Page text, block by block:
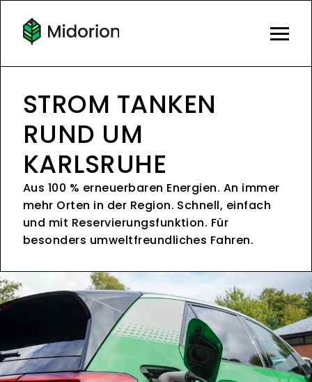
STROM TANKEN
RUND UM
KARLSRUHE
Aus 100 % erneuerbaren Energien. An immer
mehr Orten in der Region. Schnell, einfach
und mit Reservierungsfunktion. Für
besonders umweltfreundliches Fahren.